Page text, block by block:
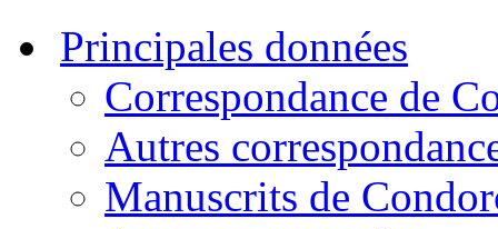
Principales données
Correspondance de
Autres
Manuscrits de